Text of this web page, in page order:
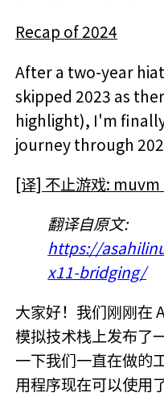
Recap of 2024
After a two-year
skipped 2023 as
highlight), I'm
journey through
[译] 不止游戏: muvm
翻译自原文:
https://
x11-bridging/
大家好！我们刚刚在
模拟技术栈上发布了
一下我们一直在做的
用程序现在可以使用了